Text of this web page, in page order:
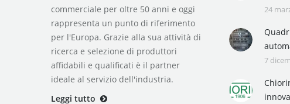
commerciale per oltre 50 anni e oggi
rappresenta un punto di riferimento
per l'Europa. Grazie alla sua attività di
ricerca e selezione di produttori
affidabili e qualificati è il partner
ideale al servizio dell'industria.
Leggi tutto
24
7